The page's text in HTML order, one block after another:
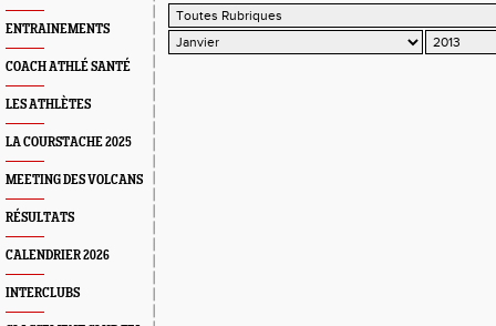
ENTRAINEMENTS
COACH ATHLÉ SANTÉ
LES ATHLÈTES
LA COURSTACHE 2025
MEETING DES VOLCANS
RÉSULTATS
CALENDRIER 2026
INTERCLUBS